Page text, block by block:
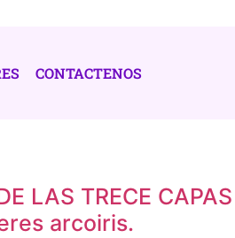
CONTACTENOS
LAS TRECE
arcoiris.